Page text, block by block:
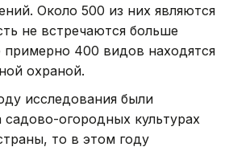
Около 500 из них являются
не встречаются больше
400 видов находятся
охраной.
исследования были
огородных культурах
то в этом году